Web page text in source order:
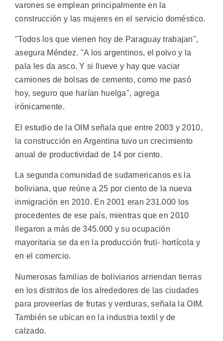
varones se emplean principalmente en la
construcción y las mujeres en el servicio doméstico.
"Todos los que vienen hoy de Paraguay trabajan",
asegura Méndez. "A los argentinos, el polvo y la
pala les da asco. Y si llueve y hay que vaciar
camiones de bolsas de cemento, como me pasó
hoy, seguro que harían huelga", agrega
irónicamente.
El estudio de la OIM señala que entre 2003 y 2010,
la construcción en Argentina tuvo un crecimiento
anual de productividad de 14 por ciento.
La segunda comunidad de sudamericanos es la
boliviana, que reúne a 25 por ciento de la nueva
inmigración en 2010. En 2001 eran 231.000 los
procedentes de ese país, mientras que en 2010
llegaron a más de 345.000 y su ocupación
mayoritaria se da en la producción fruti- hortícola y
en el comercio.
Numerosas familias de bolivianos arriendan tierras
en los distritos de los alrededores de las ciudades
para proveerlas de frutas y verduras, señala la OIM.
También se ubican en la industria textil y de
calzado.